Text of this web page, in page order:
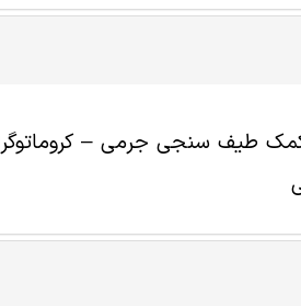
طیف سنجی جرمی –